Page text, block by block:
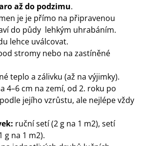
až do podzimu.
je je přímo na připravenou
do půdy lehkým uhrabáním.
lehce uválcovat.
stromy nebo na zastíněné
teplo a zálivku (až na výjimky).
4–6 cm na zemí, od 2. roku po
jejího vzrůstu, ale nejlépe vždy
ruční setí (2 g na 1 m2), setí
g na 1 m2).